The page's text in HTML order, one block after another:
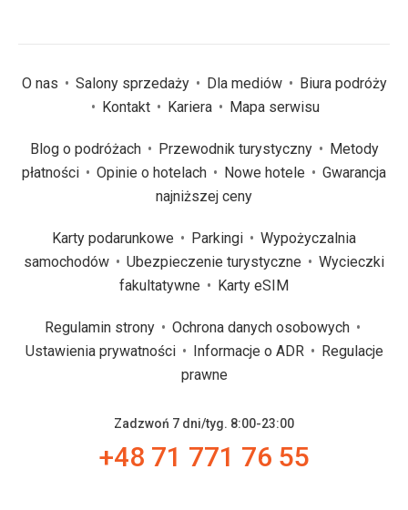
O nas Salony sprzedaży Dla mediów
Biura podróży
Kontakt
Kariera Mapa serwisu
Blog o podróżach Przewodnik turystyczny
Metody
płatności
Opinie o hotelach Nowe hotele
Gwarancja
najniższej ceny
Karty podarunkowe Parkingi
Wypożyczalnia
samochodów
Ubezpieczenie turystyczne
Wycieczki
fakultatywne
Karty eSIM
Regulamin strony
Ochrona danych osobowych
Ustawienia prywatności
Informacje o ADR
Regulacje
prawne
Zadzwoń 7 dni/tyg. 8:00-23:00
+48 71 771 76 55